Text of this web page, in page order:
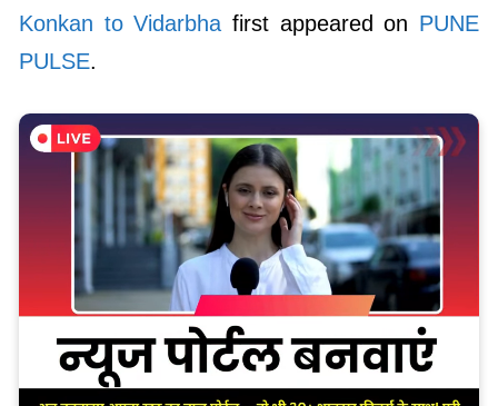
Konkan to Vidarbhafirst appeared on PUNE
PULSE.